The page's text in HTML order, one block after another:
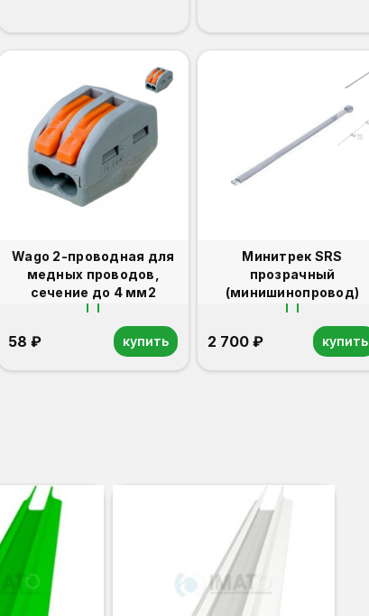
Wago 2-проводная для
медных проводов,
сечение до 4 мм2
58 ₽ купить
Минитрек SRS
прозрачный
(минишинопровод)
2 700 ₽ купить